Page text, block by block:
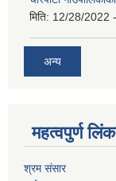
मिति: 12/28/2022
अन्य
महत्वपुर्ण
श्रम संसार